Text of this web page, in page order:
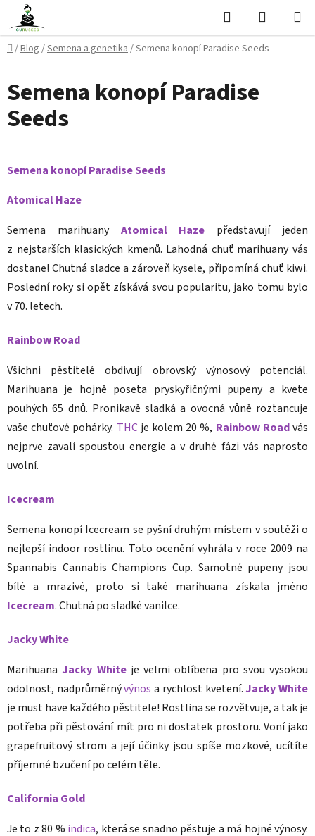
Přejít
obsah
Hledat
KOŠÍK
Domů
/Blog /Semena a genetika/Semena konopí Paradise Seeds
Semena konopí Paradise
Seeds
Semena konopí Paradise Seeds
Atomical Haze
Semena marihuany Atomical Haze představují jeden
z nejstarších klasických kmenů. Lahodná chuť marihuany vás
dostane! Chutná sladce a zároveň kysele, připomíná chuť kiwi.
Poslední roky si opět získává svou popularitu, jako tomu bylo
v 70. letech.
Rainbow Road
Všichni pěstitelé obdivují obrovský výnosový potenciál.
Marihuana je hojně poseta pryskyřičnými pupeny a kvete
pouhých 65 dnů. Pronikavě sladká a ovocná vůně roztancuje
vaše chuťové pohárky. THCje kolem 20 %, Rainbow Roadvás
nejprve zavalí spoustou energie a v druhé fázi vás naprosto
uvolní.
Icecream
Semena konopí Icecream se pyšní druhým místem v soutěži o
nejlepší indoor rostlinu. Toto ocenění vyhrála v roce 2009 na
Spannabis Cannabis Champions Cup. Samotné pupeny jsou
bílé a mrazivé, proto si také marihuana získala jméno
Icecream. Chutná po sladké vanilce.
Jacky White
Marihuana Jacky Whiteje velmi oblíbena pro svou vysokou
odolnost, nadprůměrnývýnos a rychlost kvetení. Jacky White
je must have každého pěstitele! Rostlina se rozvětvuje, a tak je
potřeba při pěstování mít pro ni dostatek prostoru. Voní jako
grapefruitový strom a její účinky jsou spíše mozkové, ucítíte
příjemné bzučení po celém těle.
California Gold
Je to z 80 % indica, která se snadno pěstuje a má hojné výnosy.